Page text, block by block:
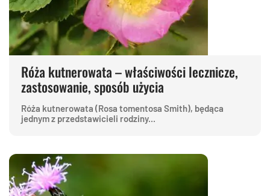
Róża kutnerowata – właściwości lecznicze,
zastosowanie, sposób użycia
Róża kutnerowata (Rosa tomentosa Smith), będąca
jednym z przedstawicieli rodziny...